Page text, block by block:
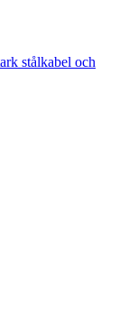
stålkabel och